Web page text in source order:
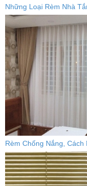
Những Loại Rèm Nhà
Rèm Chống Nắng, Cách